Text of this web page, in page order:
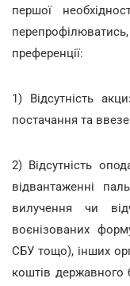
першої
преференції:
1) Відсутність
постачання та
2) Відсутність
відвантаженні
вилучення чи
воєнізованих
СБУ тощо), інших
коштів державного